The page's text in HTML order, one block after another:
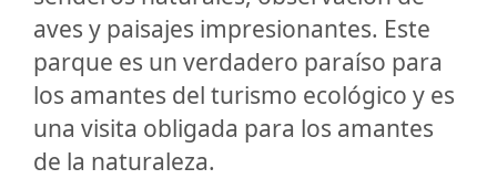
aves y paisajes impresionantes. Este
parque es un verdadero paraíso para
los amantes del turismo ecológico y es
una visita obligada para los amantes
de la naturaleza.